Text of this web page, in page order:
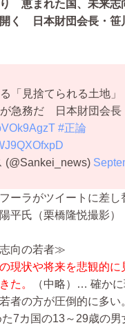
り 恵まれた国、未来
く 日本財団会長・笹
「見捨てられる土地
急務だ 日本財団会長
#正論
ーラがツイートに差し
平氏（栗橋隆悦撮影）
向の若者≫
現状や将来を悲観的に
た。
（中略）… 確かに
者の方が圧倒的に多い
7カ国の13～29歳の男